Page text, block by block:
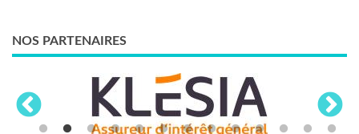
NOS PARTENAIRES